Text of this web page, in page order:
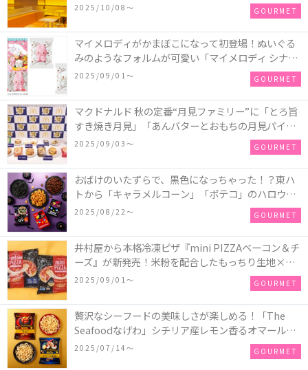
2025/10/08〜 GOURMET
マイメロディがかまぼこになって初登場！ぬいぐる
みのようなフォルムが可愛い「マイメロディ シナモ
ロール かまぼこ」が新発売
2025/09/01〜 GOURMET
マクドナルド 秋の定番“月見ファミリー”に「とろ旨
すき焼き月見」「あんバターとおもちの月見パイ」
「月見マ ックシェイク 山梨県産シャインマスカット
2025/09/03〜 GOURMET
おばけのいたずらで、黒色になっちゃった！？東ハ
トから「キャラメルコーン」「ポテコ」のハロウィ
ン限定商品が新発売♪
2025/08/22〜 GOURMET
井村屋から本格冷凍ピザ『mini PIZZAベーコン＆チ
ーズ』が新発売！米粉を配合したもっちり生地×ご
ろごろ具材×とろけるチーズで満足感たっぷりのピ
2025/09/01〜 GOURMET
贅沢なシーフードの美味しさが楽しめる！「The
Seafoodなげわ」シチリア産レモン香るオマール海
老味、安曇野産わさび香るうに味が期間限定で新発
2025/07/14〜 GOURMET